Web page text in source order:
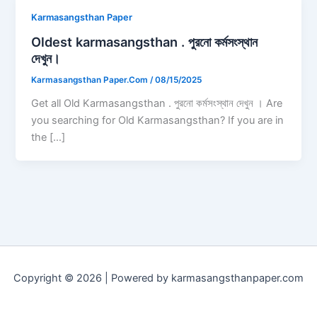
Karmasangsthan Paper
Oldest karmasangsthan . পুরনো কর্মসংস্থান
দেখুন।
Karmasangsthan Paper.Com /08/15/2025
Get all Old Karmasangsthan . পুরনো কর্মসংস্থান দেখুন । Are
you searching for Old Karmasangsthan? If you are in
the […]
Copyright © 2026 | Powered by karmasangsthanpaper.com